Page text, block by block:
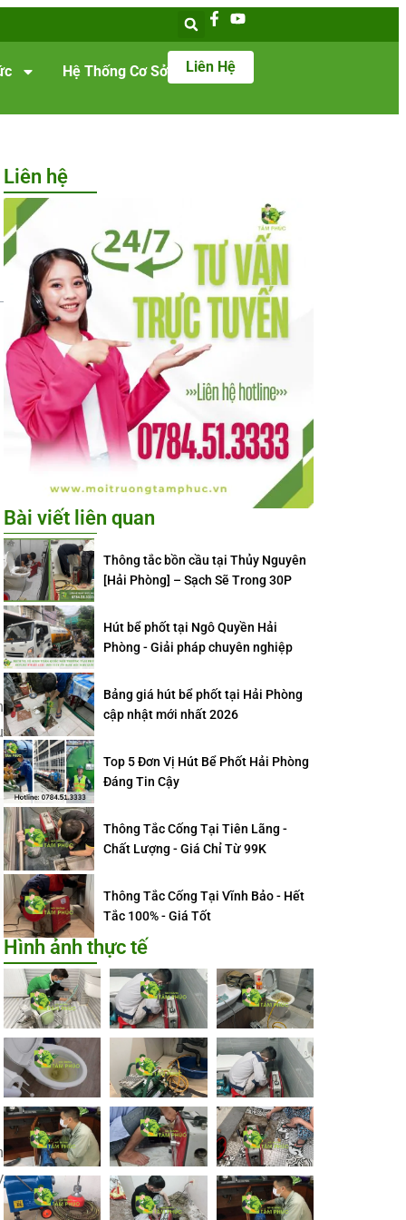
Hệ Thống Cơ Sở Liên Hệ
Liên hệ
Bài viết liên quan
Thông tắc bồn cầu tại Thủy Nguyên
[Hải Phòng] – Sạch Sẽ Trong 30P
Hút bể phốt tại Ngô Quyền Hải
Phòng - Giải pháp chuyên nghiệp
Bảng giá hút bể phốt tại Hải Phòng
cập nhật mới nhất 2026
Top 5 Đơn Vị Hút Bể Phốt Hải Phòng
Đáng Tin Cậy
Thông Tắc Cống Tại Tiên Lãng -
Chất Lượng - Giá Chỉ Từ 99K
Thông Tắc Cống Tại Vĩnh Bảo - Hết
Tắc 100% - Giá Tốt
Hình ảnh thực tế